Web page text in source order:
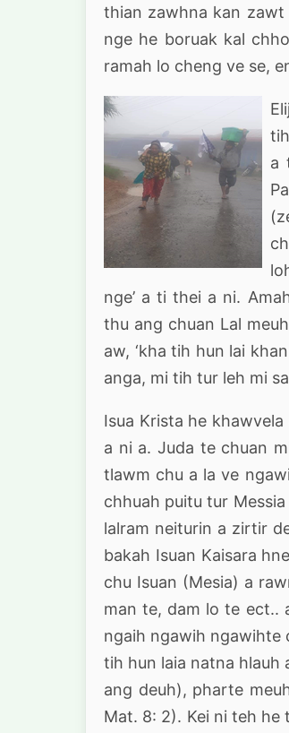
thian zawhna kan zawt
nge he boruak kal
ramah lo cheng ve se,
a
nge’ a ti thei a ni.
thu ang chuan Lal
aw, ‘kha tih hun lai
anga, mi tih tur leh mi
Isua Krista he
a ni a. Juda te chuan
tlawm chu a la ve
chhuah puitu tur
lalram neiturin a zirtir
bakah Isuan Kaisara
chu Isuan (Mesia) a
man te, dam lo te ect..
ngaih ngawih ngawihte
tih hun laia natna
ang deuh), pharte
Mat. 8: 2). Kei ni teh